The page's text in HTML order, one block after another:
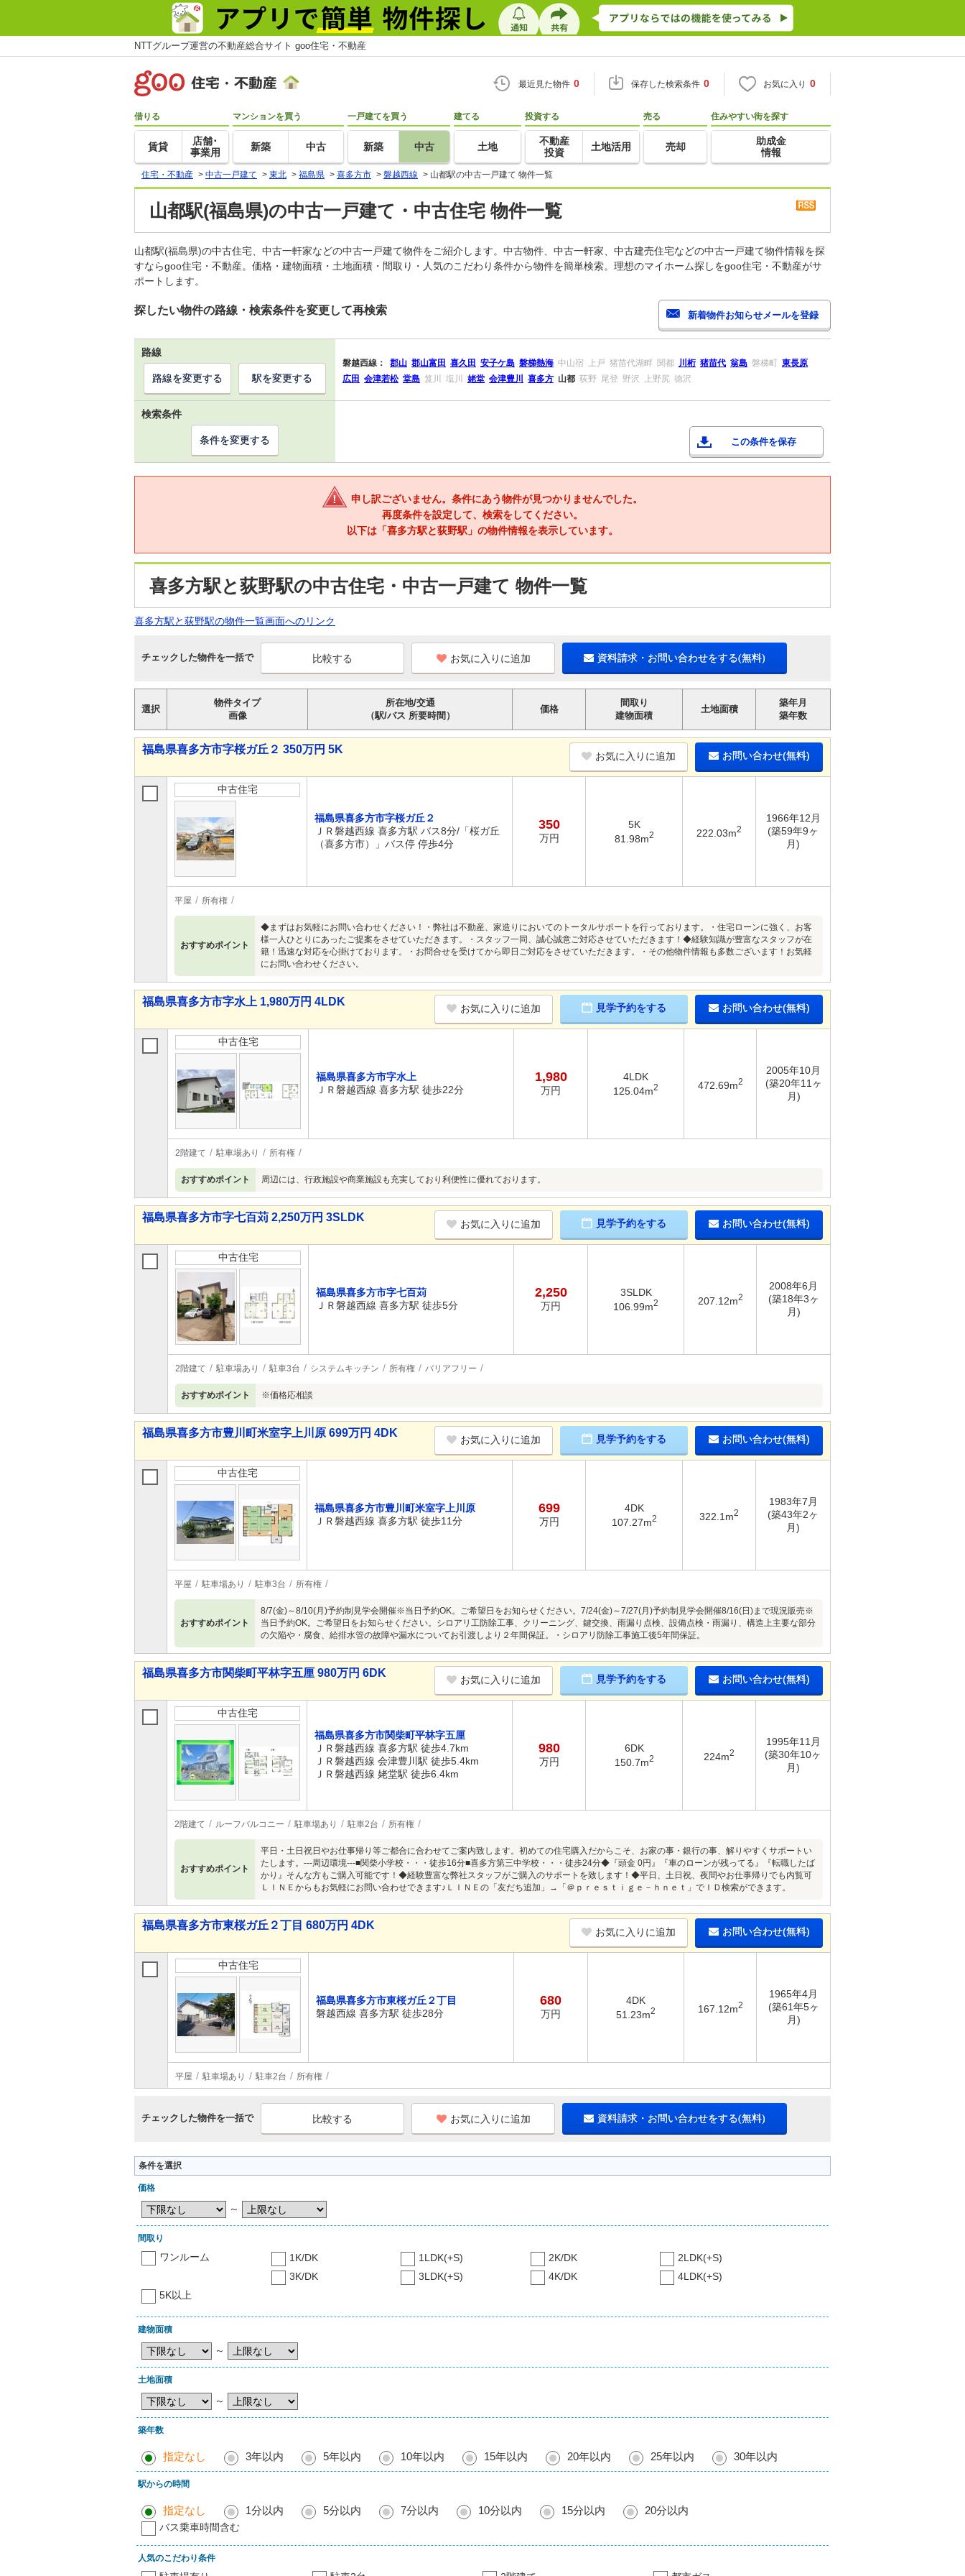
NTTグループ運営の不動産総合サイト goo住宅・不動産
最近見た物件 0 保存した検索条件 0 お気に入り 0
借りる
賃貸
店舗･
事業用
マンションを買う
新築 中古
一戸建てを買う
新築 中古
建てる
土地
投資する
不動産
投資
土地活用
売る
売却
住みやすい街を探す
助成金
情報
住宅・不動産 > 中古一戸建て > 東北 > 福島県 > 喜多方市 > 磐越西線 > 山都駅の中古一戸建て 物件一覧
山都駅(福島県)の中古一戸建て・中古住宅 物件一覧
山都駅(福島県)の中古住宅、中古一軒家などの中古一戸建て物件をご紹介します。中古物件、中古一軒家、中古建売住宅などの中古一戸建て物件情報を探
すならgoo住宅・不動産。価格・建物面積・土地面積・間取り・人気のこだわり条件から物件を簡単検索。理想のマイホーム探しをgoo住宅・不動産がサ
ポートします。
探したい物件の路線・検索条件を変更して再検索
路線
磐越西線： 郡山 郡山富田 喜久田 安子ケ島 磐梯熱海 中山宿 上戸 猪苗代湖畔 関都 川桁 猪苗代 翁島 磐梯町 東長原
広田 会津若松 堂島 笈川 塩川 姥堂 会津豊川 喜多方 山都 荻野 尾登 野沢 上野尻 徳沢
路線を変更する 駅を変更する
検索条件
この条件を保存
条件を変更する
申し訳ございません。条件にあう物件が見つかりませんでした。
再度条件を設定して、検索をしてください。
以下は「喜多方駅と荻野駅」の物件情報を表示しています。
喜多方駅と荻野駅の中古住宅・中古一戸建て 物件一覧
喜多方駅と荻野駅の物件一覧画面へのリンク
チェックした物件を一括で お気に入りに追加 資料請求・お問い合わせをする(無料)
選択
物件タイプ
画像
所在地/交通
（駅/バス 所要時間）
価格
間取り
建物面積
土地面積
築年月
築年数
福島県喜多方市字桜ガ丘２ 350万円 5K
お気に入りに追加 お問い合わせ(無料)
中古住宅
福島県喜多方市字桜ガ丘２
ＪＲ磐越西線 喜多方駅 バス8分/「桜ガ丘
（喜多方市）」バス停 停歩4分
350
万円
5K
81.98m2 222.03m2
1966年12月
(築59年9ヶ
月)
平屋 所有権
おすすめポイント
◆まずはお気軽にお問い合わせください！・弊社は不動産、家造りにおいてのトータルサポートを行っております。・住宅ローンに強く、お客
様一人ひとりにあったご提案をさせていただきます。・スタッフ一同、誠心誠意ご対応させていただきます！◆経験知識が豊富なスタッフが在
籍！迅速な対応を心掛けております。・お問合せを受けてから即日ご対応をさせていただきます。・その他物件情報も多数ございます！お気軽
にお問い合わせください。
福島県喜多方市字水上 1,980万円 4LDK
お気に入りに追加 見学予約をする お問い合わせ(無料)
中古住宅
福島県喜多方市字水上
ＪＲ磐越西線 喜多方駅 徒歩22分
1,980
万円
4LDK
125.04m2 472.69m2
2005年10月
(築20年11ヶ
月)
2階建て 駐車場あり 所有権
おすすめポイント 周辺には、行政施設や商業施設も充実しており利便性に優れております。
福島県喜多方市字七百苅 2,250万円 3SLDK
お気に入りに追加 見学予約をする お問い合わせ(無料)
中古住宅
福島県喜多方市字七百苅
ＪＲ磐越西線 喜多方駅 徒歩5分
2,250
万円
3SLDK
106.99m2 207.12m2
2008年6月
(築18年3ヶ
月)
2階建て 駐車場あり 駐車3台 システムキッチン 所有権 バリアフリー
おすすめポイント ※価格応相談
福島県喜多方市豊川町米室字上川原 699万円 4DK
お気に入りに追加 見学予約をする お問い合わせ(無料)
中古住宅
福島県喜多方市豊川町米室字上川原
ＪＲ磐越西線 喜多方駅 徒歩11分
699
万円
4DK
107.27m2 322.1m2
1983年7月
(築43年2ヶ
月)
平屋 駐車場あり 駐車3台 所有権
おすすめポイント
8/7(金)～8/10(月)予約制見学会開催※当日予約OK。ご希望日をお知らせください。7/24(金)～7/27(月)予約制見学会開催8/16(日)まで現況販売※
当日予約OK。ご希望日をお知らせください。シロアリ工防除工事、クリーニング、鍵交換、雨漏り点検、設備点検・雨漏り、構造上主要な部分
の欠陥や・腐食、給排水管の故障や漏水についてお引渡しより２年間保証。・シロアリ防除工事施工後5年間保証。
福島県喜多方市関柴町平林字五厘 980万円 6DK
お気に入りに追加 見学予約をする お問い合わせ(無料)
中古住宅
福島県喜多方市関柴町平林字五厘
ＪＲ磐越西線 喜多方駅 徒歩4.7km
ＪＲ磐越西線 会津豊川駅 徒歩5.4km
ＪＲ磐越西線 姥堂駅 徒歩6.4km
980
万円
6DK
150.7m2 224m2
1995年11月
(築30年10ヶ
月)
2階建て ルーフバルコニー 駐車場あり 駐車2台 所有権
おすすめポイント
平日・土日祝日やお仕事帰り等ご都合に合わせてご案内致します。初めての住宅購入だからこそ、お家の事・銀行の事、解りやすくサポートい
たします。---周辺環境---■関柴小学校・・・徒歩16分■喜多方第三中学校・・・徒歩24分◆『頭金 0円』『車のローンが残ってる』『転職したば
かり』そんな方もご購入可能です！◆経験豊富な弊社スタッフがご購入のサポートを致します！◆平日、土日祝、夜間やお仕事帰りでも内覧可
ＬＩＮＥからもお気軽にお問い合わせできます♪ＬＩＮＥの「友だち追加」→「＠ｐｒｅｓｔｉｇｅ－ｈｎｅｔ」でＩＤ検索ができます。
福島県喜多方市東桜ガ丘２丁目 680万円 4DK
お気に入りに追加 お問い合わせ(無料)
中古住宅
福島県喜多方市東桜ガ丘２丁目
磐越西線 喜多方駅 徒歩28分
680
万円
4DK
51.23m2 167.12m2
1965年4月
(築61年5ヶ
月)
平屋 駐車場あり 駐車2台 所有権
チェックした物件を一括で お気に入りに追加 資料請求・お問い合わせをする(無料)
条件を選択
価格
～
間取り
ワンルーム 1K/DK 1LDK(+S) 2K/DK
2LDK(+S)
3K/DK
3LDK(+S) 4K/DK
4LDK(+S)
5K以上
建物面積
～
土地面積
～
築年数
指定なし 3年以内 5年以内 10年以内 15年以内 20年以内 25年以内 30年以内
駅からの時間
指定なし 1分以内 5分以内 7分以内 10分以内 15分以内 20分以内
バス乗車時間含む
人気のこだわり条件